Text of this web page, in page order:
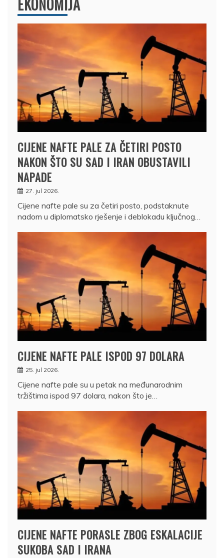
EKONOMIJA
CIJENE NAFTE PALE ZA ČETIRI POSTO
NAKON ŠTO SU SAD I IRAN OBUSTAVILI
NAPADE
27. jul 2026.
Cijene nafte pale su za četiri posto, podstaknute
nadom u diplomatsko rješenje i deblokadu ključnog…
CIJENE NAFTE PALE ISPOD 97 DOLARA
25. jul 2026.
Cijene nafte pale su u petak na međunarodnim
tržištima ispod 97 dolara, nakon što je…
CIJENE NAFTE PORASLE ZBOG ESKALACIJE
SUKOBA SAD I IRANA